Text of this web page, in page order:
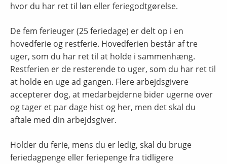
hvor du har ret til løn eller feriegodtgørelse.
De fem ferieuger (25 feriedage) er delt op i en
hovedferie og restferie. Hovedferien består af tre
uger, som du har ret til at holde i sammenhæng.
Restferien er de resterende to uger, som du har ret til
at holde en uge ad gangen. Flere arbejdsgivere
accepterer dog, at medarbejderne bider ugerne over
og tager et par dage hist og her, men det skal du
aftale med din arbejdsgiver.
Holder du ferie, mens du er ledig, skal du bruge
feriedagpenge eller feriepenge fra tidligere